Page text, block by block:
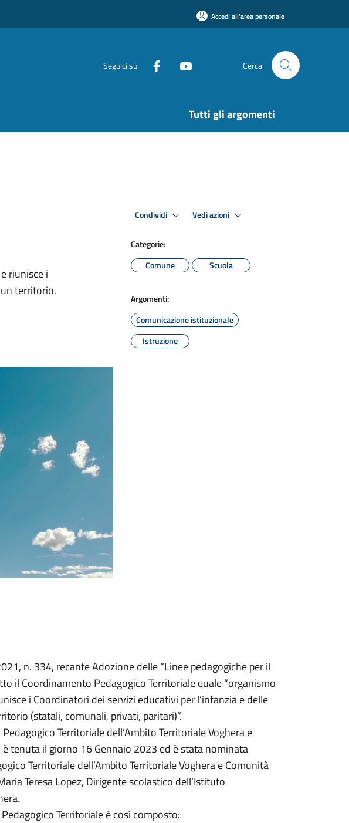
Accedi all'area personale
Seguici su Cerca
Tutti gli argomenti
riunisce i
territorio.
Condividi Vedi azioni
Categorie:
Comune
Scuola
Argomenti:
Comunicazione istituzionale
Istruzione
n. 334, recante Adozione delle “Linee pedagogiche per il
il Coordinamento Pedagogico Territoriale quale “organismo
i Coordinatori dei servizi educativi per l’infanzia e delle
(statali, comunali, privati, paritari)”.
Territoriale dell’Ambito Territoriale Voghera e
tenuta il giorno 16 Gennaio 2023 ed è stata nominata
Territoriale dell’Ambito Territoriale Voghera e Comunità
Teresa Lopez, Dirigente scolastico dell’Istituto
Territoriale è così composto: